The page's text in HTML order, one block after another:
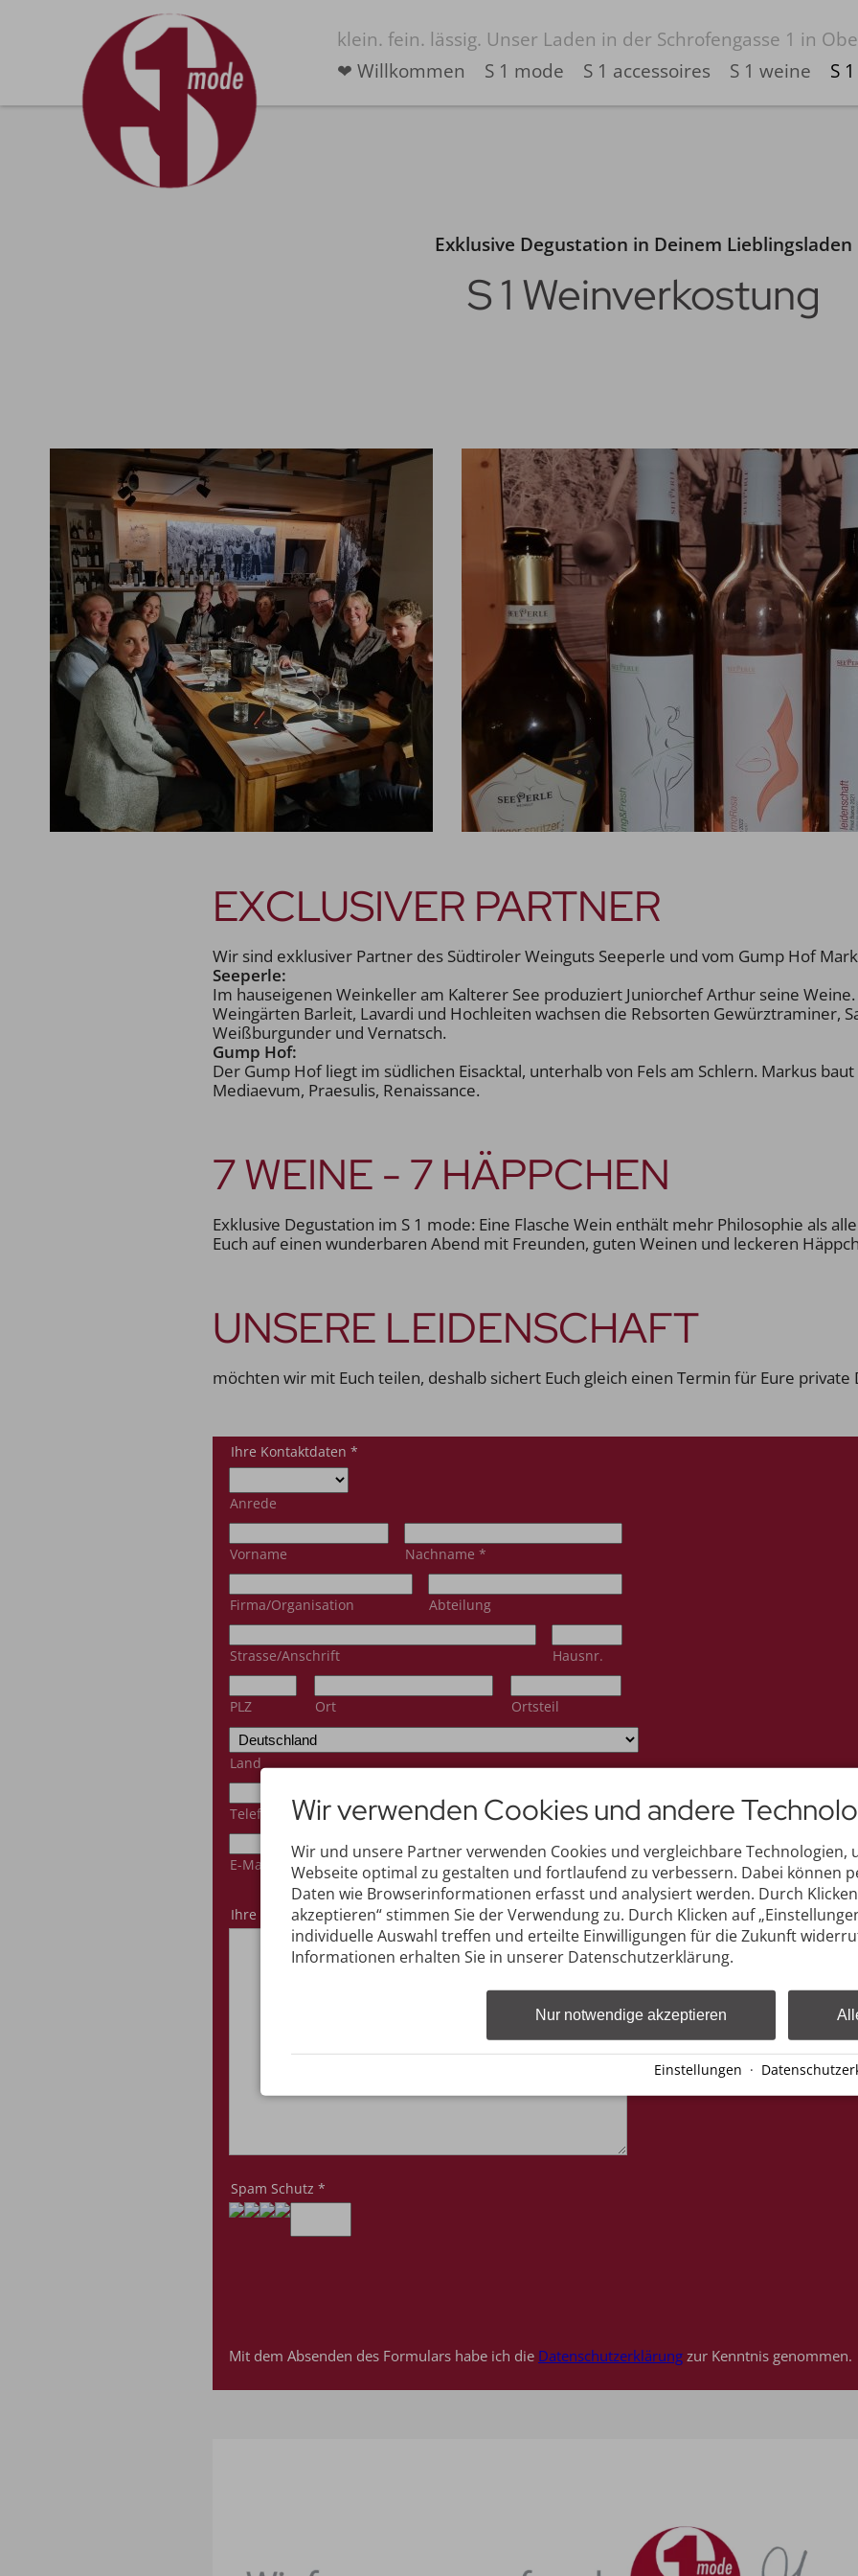
klein. fein. lässig. Unser Laden in der Schrofengasse 1 in
❤︎ Willkommen
S 1 mode S 1 accessoires S 1 weine S
Exklusive Degustation in Deinem Lieblingsladen
S 1 Weinverkostung
EXCLUSIVER PARTNER
Wir sind exklusiver Partner des Südtiroler Weinguts Seeperle und vom Gump Hof
Seeperle:
Im hauseigenen Weinkeller am Kalterer See produziert Juniorchef Arthur seine
Weingärten Barleit, Lavardi und Hochleiten wachsen die Rebsorten Gewürztraminer,
Weißburgunder und Vernatsch.
Gump Hof:
Der Gump Hof liegt im südlichen Eisacktal, unterhalb von Fels am Schlern. Markus
Mediaevum, Praesulis, Renaissance.
7 WEINE - 7 HÄPPCHEN
Exklusive Degustation im S 1 mode: Eine Flasche Wein enthält mehr Philosophie als
Euch auf einen wunderbaren Abend mit Freunden, guten Weinen und leckeren
UNSERE LEIDENSCHAFT
möchten wir mit Euch teilen, deshalb sichert Euch gleich einen Termin für Eure private
Ihre Kontaktdaten *
Anrede
Vorname Nachname *
Firma/Organisation Abteilung
Strasse/Anschrift Hausnr.
PLZ Ort Ortsteil
Land
Telefon Mobil Fax
E-Mail-Adresse
Ihre Nachricht
Spam Schutz *
Mit dem Absenden des Formulars habe ich die Datenschutzerklärung zur Kenntnis genommen.
Wir verwenden Cookies und andere
Wir und unsere Partner verwenden Cookies und vergleichbare Technologien,
Webseite optimal zu gestalten und fortlaufend zu verbessern. Dabei können
Daten wie Browserinformationen erfasst und analysiert werden. Durch
akzeptieren“ stimmen Sie der Verwendung zu. Durch Klicken auf
individuelle Auswahl treffen und erteilte Einwilligungen für die Zukunft
Informationen erhalten Sie in unserer Datenschutzerklärung.
Nur notwendige akzeptieren
Einstellungen ·